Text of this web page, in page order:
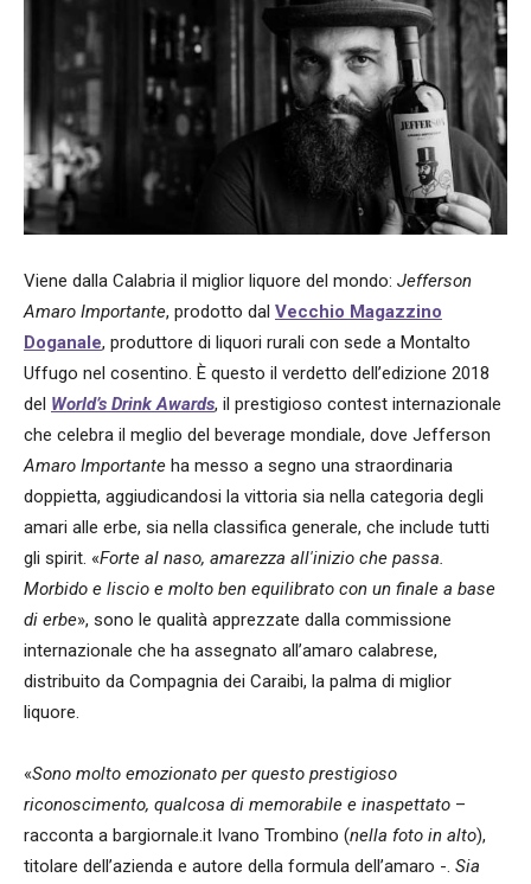
Viene dalla Calabria il miglior liquore del mondo: Jefferson
Amaro Importante, prodotto dal Vecchio Magazzino
Doganale, produttore di liquori rurali con sede a Montalto
Uffugo nel cosentino. È questo il verdetto dell’edizione 2018
del World’s Drink Awards, il prestigioso contest internazionale
che celebra il meglio del beverage mondiale, dove Jefferson
Amaro Importante ha messo a segno una straordinaria
doppietta, aggiudicandosi la vittoria sia nella categoria degli
amari alle erbe, sia nella classifica generale, che include tutti
gli spirit. «Forte al naso, amarezza all'inizio che passa.
Morbido e liscio e molto ben equilibrato con un finale a base
di erbe», sono le qualità apprezzate dalla commissione
internazionale che ha assegnato all’amaro calabrese,
distribuito da Compagnia dei Caraibi, la palma di miglior
liquore.
«Sono molto emozionato per questo prestigioso
riconoscimento, qualcosa di memorabile e inaspettato –
racconta a bargiornale.it Ivano Trombino (nella foto in alto),
titolare dell’azienda e autore della formula dell’amaro -. Sia